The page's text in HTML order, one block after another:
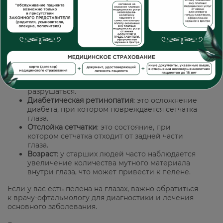
Пелена на глазах может быть вызвана рядом
причин, включая:
Катаракта
: это состояние, при котором
хрусталик в глазу становится мутным.
: это заболевание, при котором
повышается внутриглазное давление.
Дистрофия сетчатки: это состояние, при
котором ткани сетчатки в глазу начинают
разрушаться.
Диабетическая ретинопатия: это осложнение
диабета, при котором повреждается сетчатка
глаза.
Отслойка сетчатки: это состояние, при
котором сетчатка отходит от задней части
глаза.
Возраст: у старших людей часто наблюдается
увеличение количества мутного материала
внутри глаза, что может привести к пелене.
Если у вас есть пелена на глазах, важно обратиться
к врачу-офтальмологу для диагностики и лечения
основного заболевания.